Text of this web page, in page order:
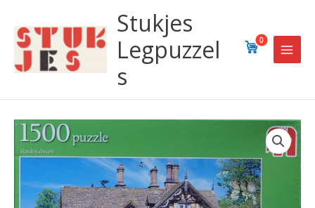
inhoud
Stukjes
Legpuzzel
s
0